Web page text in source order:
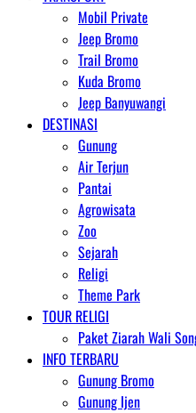
Mobil Private
Jeep Bromo
Trail Bromo
Kuda Bromo
Jeep Banyuwangi
DESTINASI
Gunung
Air Terjun
Pantai
Agrowisata
Zoo
Sejarah
Religi
Theme Park
TOUR RELIGI
Paket Ziarah Wali
INFO TERBARU
Gunung Bromo
Gunung Ijen